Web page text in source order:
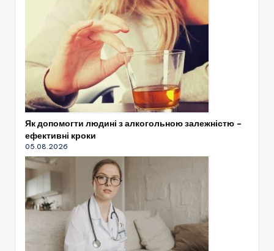
Як допомогти людині з алкогольною залежністю –
ефективні кроки
05.08.2026